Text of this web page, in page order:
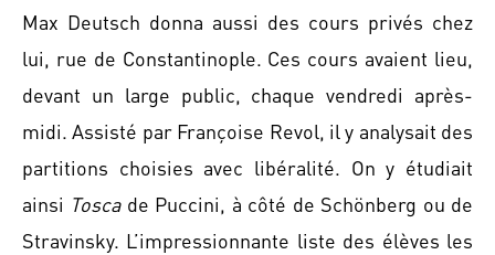
Max Deutsch donna aussi des cours privés chez
lui, rue de Constantinople. Ces cours avaient lieu,
devant un large public, chaque vendredi après-
midi. Assisté par Françoise Revol, il y analysait des
partitions choisies avec libéralité. On y étudiait
ainsi Toscade Puccini, à côté de Schönberg ou de
Stravinsky. L’impressionnante liste des élèves les